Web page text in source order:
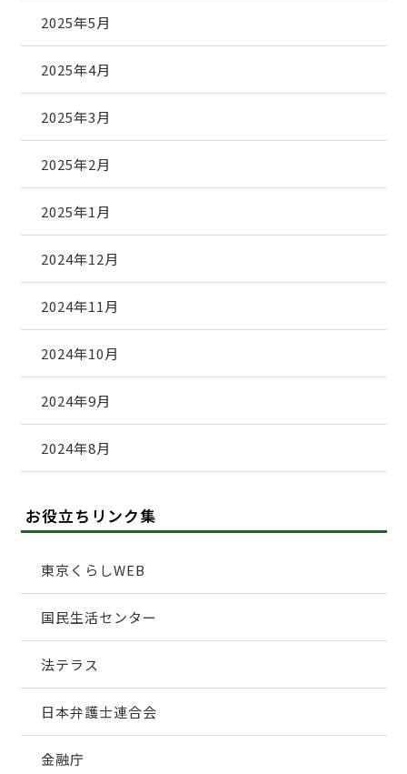
2025年5月
2025年4月
2025年3月
2025年2月
2025年1月
2024年12月
2024年11月
2024年10月
2024年9月
2024年8月
お役立ちリンク集
東京くらしWEB
国民生活センター
法テラス
日本弁護士連合会
金融庁